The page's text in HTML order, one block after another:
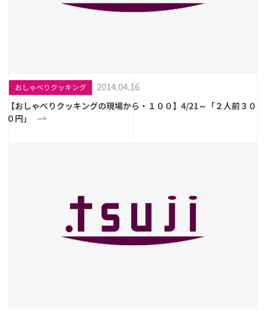
おしゃべりクッキング 2014.04.16
【おしゃべりクッキングの現場から・１００】4/21～「２人前３０
０円」